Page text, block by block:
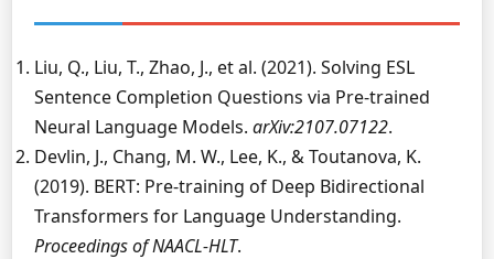
Liu, Q., Liu, T., Zhao, J., et al. (2021). Solving ESL
Sentence Completion Questions via Pre-trained
Neural Language Models. arXiv:2107.07122.
Devlin, J., Chang, M. W., Lee, K., & Toutanova, K.
(2019). BERT: Pre-training of Deep Bidirectional
Transformers for Language Understanding.
Proceedings of NAACL-HLT.